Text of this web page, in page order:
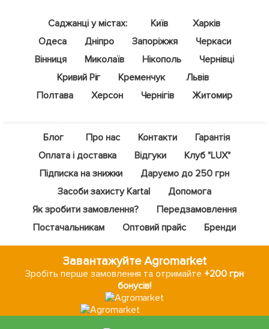
Саджанці у містах: Київ
Харків
Одеса
Дніпро Запоріжжя
Черкаси
Вінниця
Миколаїв Нікополь
Чернівці
Кривий Ріг
Кременчук
Львів
Полтава
Херсон Чернігів Житомир
Блог Про нас Контакти
Гарантія
Оплата і доставка
Відгуки
Клуб "LUX"
Підписка на знижки
Даруємо до 250 грн
Засоби захисту Kartal
Допомога
Як зробити замовлення?
Передзамовлення
Постачальникам
Оптовий прайс Бренди
Завантажуйте Agromarket
Зробіть перше замовлення та отримайте+200 грн
бонусів!